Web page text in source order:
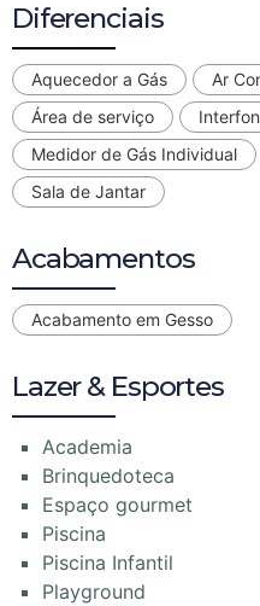
Diferenciais
Aquecedor a Gás
Ar
Área de serviço
Medidor de Gás Individual
Sala de Jantar
Acabamentos
Acabamento em Gesso
Lazer & Esportes
Academia
Brinquedoteca
Espaço gourmet
Piscina
Piscina Infantil
Playground